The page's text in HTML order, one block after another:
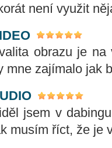
není využit
obrazu je na
mne zajímalo jak
jsem v
musím říct, že je